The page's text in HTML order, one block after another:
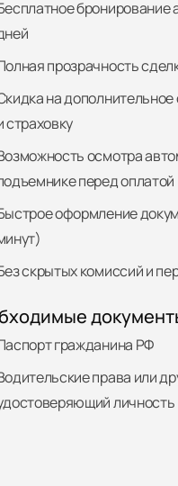
бронирование
прозрачность
на
страховку
осмотра
перед оплатой
оформление
скрытых комиссий и
гражданина РФ
права или
личность